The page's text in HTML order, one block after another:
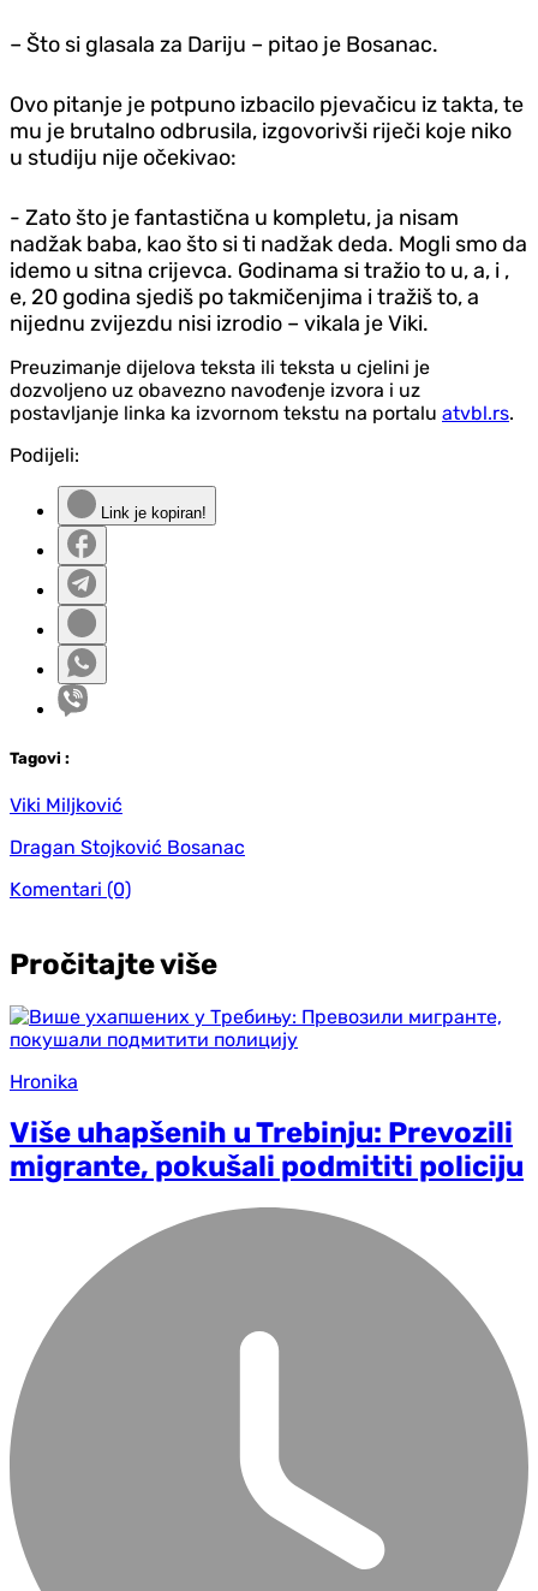
– Što si glasala za Dariju – pitao je Bosanac.
Ovo pitanje je potpuno izbacilo pjevačicu iz takta, te
mu je brutalno odbrusila, izgovorivši riječi koje niko
u studiju nije očekivao:
- Zato što je fantastična u kompletu, ja nisam
nadžak baba, kao što si ti nadžak deda. Mogli smo da
idemo u sitna crijevca. Godinama si tražio to u, a, i ,
e, 20 godina sjediš po takmičenjima i tražiš to, a
nijednu zvijezdu nisi izrodio – vikala je Viki.
Preuzimanje dijelova teksta ili teksta u cjelini je
dozvoljeno uz obavezno navođenje izvora i uz
postavljanje linka ka izvornom tekstu na portalu atvbl.rs.
Podijeli:
Link je kopiran!
Tagovi :
Viki Miljković
Dragan Stojković Bosanac
Komentari (0)
Pročitajte više
Hronika
Više uhapšenih u Trebinju: Prevozili
migrante, pokušali podmititi policiju